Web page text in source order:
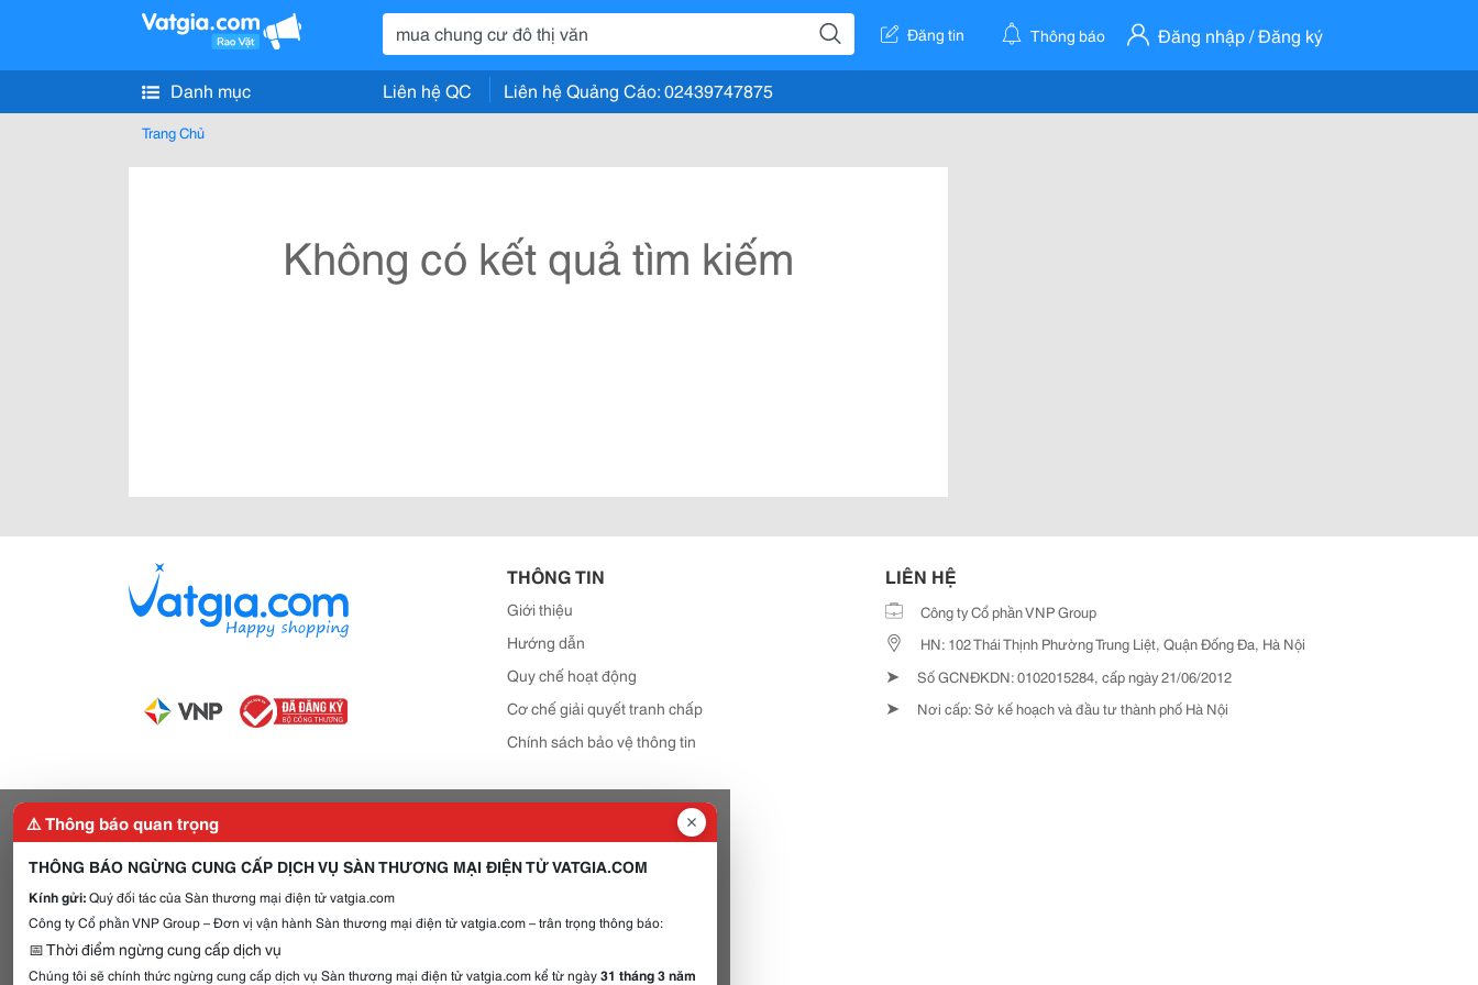
Đăng tin Thông báo Đăng nhập / Đăng ký
Danh mục Liên hệ QC Liên hệ Quảng Cáo: 02439747875
Trang Chủ
Không có kết quả tìm kiếm
THÔNG TIN
Giới thiệu
Hướng dẫn
Quy chế hoạt động
Cơ chế giải quyết tranh chấp
Chính sách bảo vệ thông tin
LIÊN HỆ
Công ty Cổ phần VNP Group
HN: 102 Thái Thịnh Phường Trung Liệt, Quận Đống Đa, Hà Nội
➤ Số GCNĐKDN: 0102015284, cấp ngày 21/06/2012
➤ Nơi cấp: Sở kế hoạch và đầu tư thành phố Hà Nội
⚠️ Thông báo quan trọng
THÔNG BÁO NGỪNG CUNG CẤP DỊCH VỤ SÀN THƯƠNG MẠI ĐIỆN TỬ VATGIA.COM
Kính gửi:Quý đối tác của Sàn thương mại điện tử vatgia.com
Công ty Cổ phần VNP Group – Đơn vị vận hành Sàn thương mại điện tử vatgia.com – trân trọng thông báo:
📅 Thời điểm ngừng cung cấp dịch vụ
Chúng tôi sẽ chính thức ngừng cung cấp dịch vụ Sàn thương mại điện tử vatgia.com kể từ ngày31 tháng 3 năm